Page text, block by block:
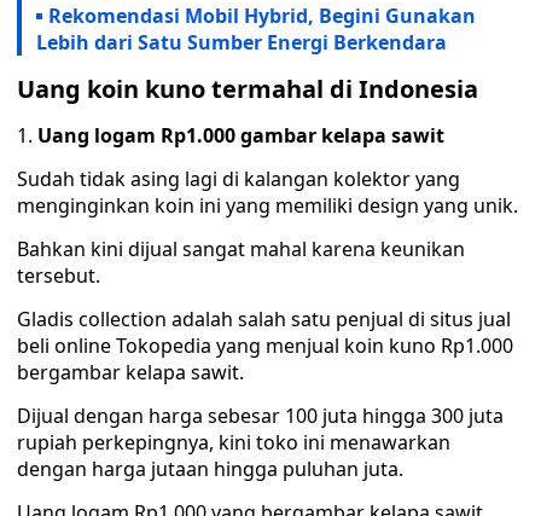
Rekomendasi Mobil Hybrid, Begini Gunakan
Lebih dari Satu Sumber Energi Berkendara
Uang koin kuno termahal di Indonesia
Uang logam Rp1.000 gambar kelapa sawit
Sudah tidak asing lagi di kalangan kolektor yang
menginginkan koin ini yang memiliki design yang unik.
Bahkan kini dijual sangat mahal karena keunikan
tersebut.
Gladis collection adalah salah satu penjual di situs jual
beli online Tokopedia yang menjual koin kuno Rp1.000
bergambar kelapa sawit.
Dijual dengan harga sebesar 100 juta hingga 300 juta
rupiah perkepingnya, kini toko ini menawarkan
dengan harga jutaan hingga puluhan juta.